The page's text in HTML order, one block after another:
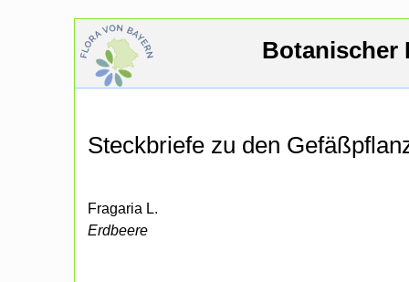
Botanischer
Steckbriefe zu den
Fragaria L.
Erdbeere